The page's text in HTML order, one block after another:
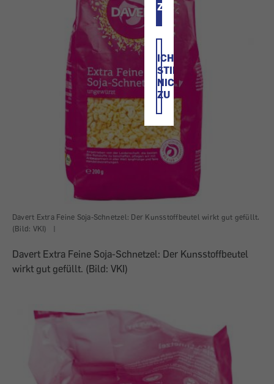
ZU
ICH
STIMME
NICHT
ZU
Davert Extra Feine Soja-Schnetzel: Der Kunsstoffbeutel wirkt gut gefüllt.
(Bild: VKI)
|
Davert Extra Feine Soja-Schnetzel: Der Kunsstoffbeutel
wirkt gut gefüllt. (Bild: VKI)